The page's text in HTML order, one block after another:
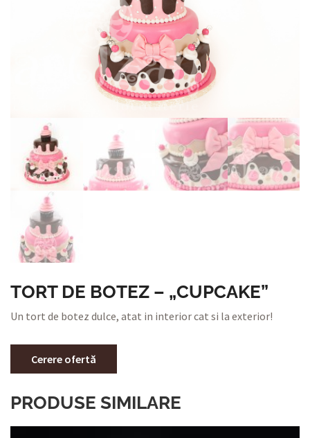
TORT DE BOTEZ – „CUPCAKE”
Un tort de botez dulce, atat in interior cat si la exterior!
Cerere ofertă
PRODUSE SIMILARE